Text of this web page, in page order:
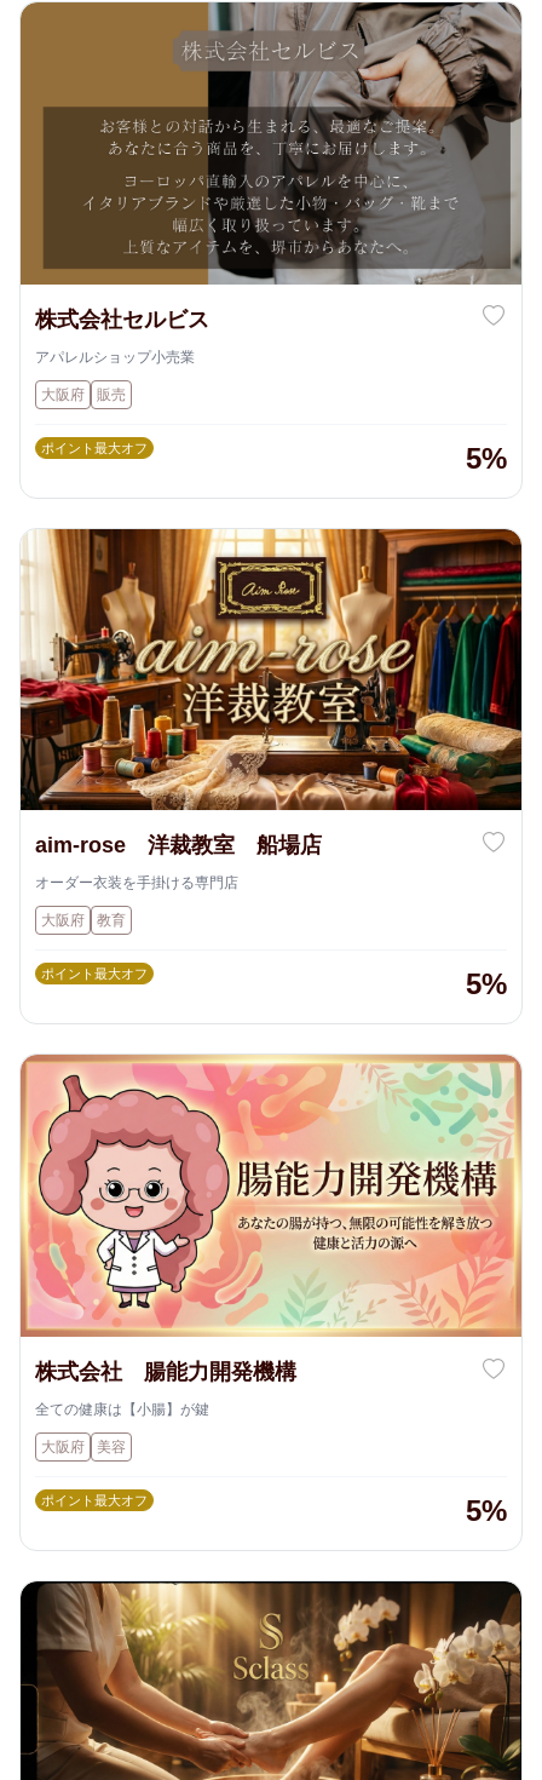
株式会社セルビス
アパレルショップ小売業
大阪府 販売
ポイント最大オフ 5%
aim-rose 洋裁教室 船場店
オーダー衣装を手掛ける専門店
大阪府 教育
ポイント最大オフ 5%
株式会社 腸能力開発機構
全ての健康は【小腸】が鍵
大阪府 美容
ポイント最大オフ 5%